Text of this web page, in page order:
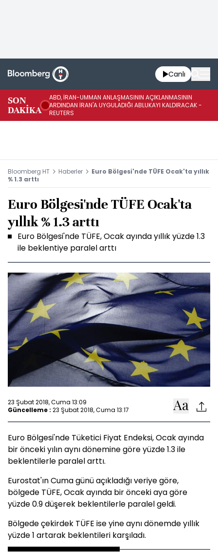
Canlı
SON
DAKİKA
ABD, İRAN-UMMAN ANLAŞMASININ AÇIKLANMASININ
ARDINDAN İRAN'A UYGULADIĞI ABLUKAYI KALDIRACAK -
REUTERS
Bloomberg HT Haberler
Euro Bölgesi'nde TÜFE Ocak'ta yıllık
% 1.3 arttı
Euro Bölgesi'nde TÜFE Ocak'ta
yıllık % 1.3 arttı
Euro Bölgesi'nde TÜFE, Ocak ayında yıllık yüzde 1.3
ile beklentiye paralel arttı
23 Şubat 2018, Cuma 13:09
Güncelleme : 23 Şubat 2018, Cuma 13:17
Euro Bölgesi'nde Tüketici Fiyat Endeksi, Ocak ayında
bir önceki yılın aynı dönemine göre yüzde 1.3 ile
beklentilerle paralel arttı.
Eurostat'ın Cuma günü açıkladığı veriye göre,
bölgede TÜFE, Ocak ayında bir önceki aya göre
yüzde 0.9 düşerek beklentilerle paralel geldi.
Bölgede çekirdek TÜFE ise yine aynı dönemde yıllık
yüzde 1 artarak beklentileri karşıladı.